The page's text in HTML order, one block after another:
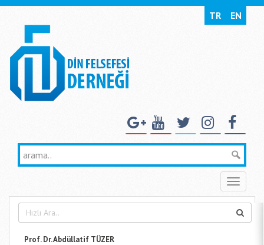
TR EN
Toggle
Prof. Dr. Abdüllatif TÜZER